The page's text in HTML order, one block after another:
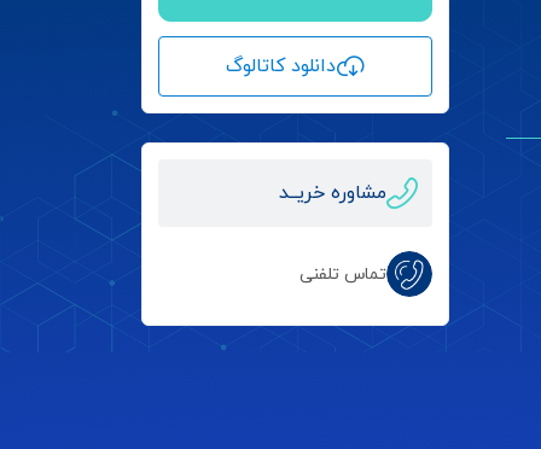
دانلود کاتالوگ
مشاوره خریــد
تماس تلفنی